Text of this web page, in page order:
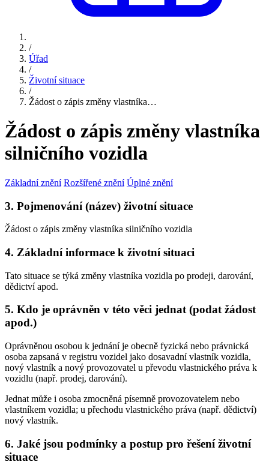
/
Úřad
/
Životní situace
/
Žádost o zápis změny vlastníka…
Žádost o zápis změny vlastníka
silničního vozidla
Základní znění Rozšířené znění Úplné znění
3. Pojmenování (název) životní situace
Žádost o zápis změny vlastníka silničního vozidla
4. Základní informace k životní situaci
Tato situace se týká změny vlastníka vozidla po prodeji, darování,
dědictví apod.
5. Kdo je oprávněn v této věci jednat (podat žádost
apod.)
Oprávněnou osobou k jednání je obecně fyzická nebo právnická
osoba zapsaná v registru vozidel jako dosavadní vlastník vozidla,
nový vlastník a nový provozovatel u převodu vlastnického práva k
vozidlu (např. prodej, darování).
Jednat může i osoba zmocněná písemně provozovatelem nebo
vlastníkem vozidla; u přechodu vlastnického práva (např. dědictví)
nový vlastník.
6. Jaké jsou podmínky a postup pro řešení životní
situace